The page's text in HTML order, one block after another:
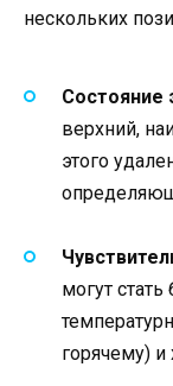
нескольких
Состояние
верхний,
этого
могут
горячему)